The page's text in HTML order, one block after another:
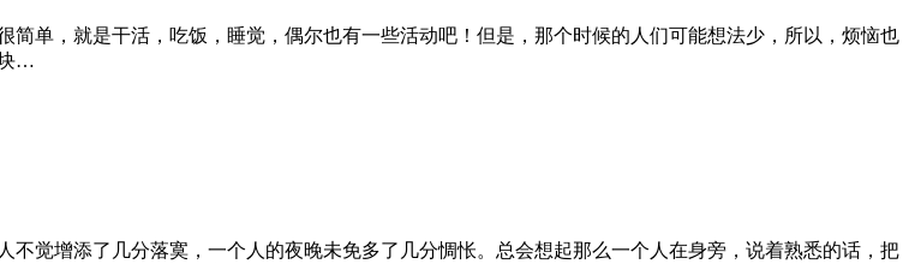
单，就是干活，吃饭，睡觉，偶尔也有一些活动吧！但是，那个时候的人们可能想法少，所以，烦恼也
…
觉增添了几分落寞，一个人的夜晚未免多了几分惆怅。总会想起那么一个人在身旁，说着熟悉的话，把